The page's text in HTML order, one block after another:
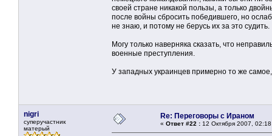
своей стране никакой пользы, а только
после войны сбросить победившего, но
не знаю, и потому не берусь их за это судить.
Могу только наверняка сказать, что
военные преступления.
У западных украинцев примерно то же
nigri
суперучастник
матерый
Re: Переговоры с Ираном
« Ответ #22 : 12 Октября 2007,